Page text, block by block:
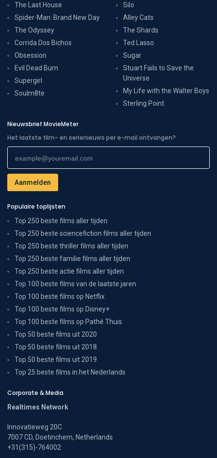
The Last House
Spider-Man: Brand New Day
The Odyssey
Corrida Dos Bichos
Obsession
Evil Dead Burn
Supergirl
Soulm8te
Silo
Alley Cats
The Shards
Ted Lasso
Sugar
Stuart Fails to Save the
Universe
My Life with the Walter Boys
Sterling Point
Nieuwsbrief MovieMeter
Het laatste film- en serienieuws per e-mail ontvangen?
Populaire toplijsten
Top 250 beste films aller tijden
Top 250 beste sciencefiction films aller tijden
Top 250 beste thriller films aller tijden
Top 250 beste familie films aller tijden
Top 250 beste actie films aller tijden
Top 100 beste films van de laatste jaren
Top 100 beste films op Netflix
Top 100 beste films op Disney+
Top 100 beste films op Pathé Thuis
Top 50 beste films uit 2020
Top 50 beste films uit 2018
Top 50 beste films uit 2019
Top 25 beste films in het Nederlands
Corporate & Media
Realtimes Network
Innovatieweg 20C
7007 CD, Doetinchem, Netherlands
+31(315)-764002